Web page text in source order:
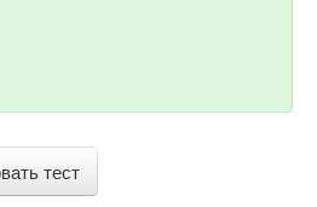
тест